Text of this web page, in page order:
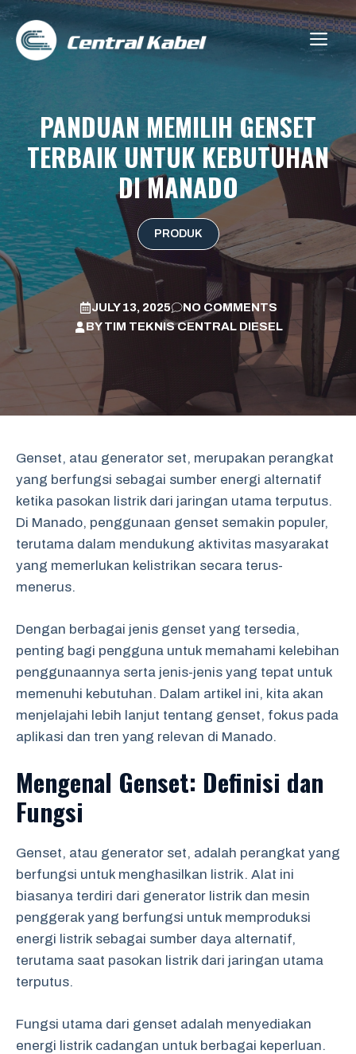
Skip
content
PANDUAN MEMILIH GENSET
TERBAIK UNTUK KEBUTUHAN
DI MANADO
PRODUK
JULY 13, 2025
NO COMMENTS
BYTIM TEKNIS CENTRAL DIESEL
Genset, atau generator set, merupakan perangkat
yang berfungsi sebagai sumber energi alternatif
ketika pasokan listrik dari jaringan utama terputus.
Di Manado, penggunaan genset semakin populer,
terutama dalam mendukung aktivitas masyarakat
yang memerlukan kelistrikan secara terus-
menerus.
Dengan berbagai jenis genset yang tersedia,
penting bagi pengguna untuk memahami kelebihan
penggunaannya serta jenis-jenis yang tepat untuk
memenuhi kebutuhan. Dalam artikel ini, kita akan
menjelajahi lebih lanjut tentang genset, fokus pada
aplikasi dan tren yang relevan di Manado.
Mengenal Genset: Definisi dan
Fungsi
Genset, atau generator set, adalah perangkat yang
berfungsi untuk menghasilkan listrik. Alat ini
biasanya terdiri dari generator listrik dan mesin
penggerak yang berfungsi untuk memproduksi
energi listrik sebagai sumber daya alternatif,
terutama saat pasokan listrik dari jaringan utama
terputus.
Fungsi utama dari genset adalah menyediakan
energi listrik cadangan untuk berbagai keperluan.